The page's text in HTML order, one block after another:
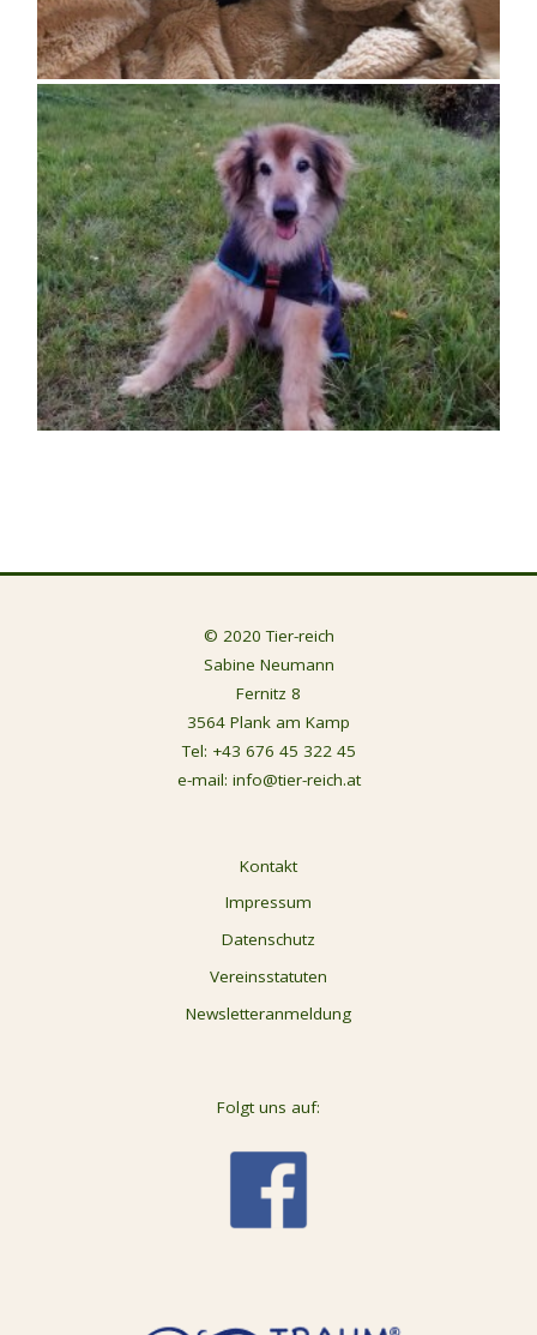
© 2020 Tier-reich
Sabine Neumann
Fernitz 8
3564 Plank am Kamp
Tel: +43 676 45 322 45
e-mail: info@tier-reich.at
Kontakt
Impressum
Datenschutz
Vereinsstatuten
Newsletteranmeldung
Folgt uns auf: